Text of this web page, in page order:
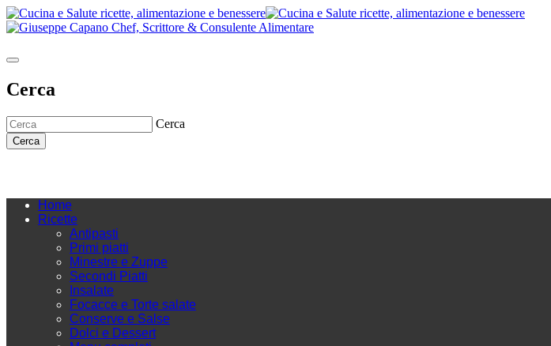
Cerca
Cerca
Cerca
Home
Ricette
Antipasti
Primi piatti
Minestre e Zuppe
Secondi Piatti
Insalate
Focacce e Torte salate
Conserve e Salse
Dolci e Dessert